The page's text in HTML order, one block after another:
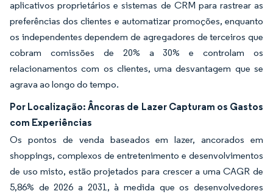
aplicativos proprietários e sistemas de CRM para rastrear as
preferências dos clientes e automatizar promoções, enquanto
os independentes dependem de agregadores de terceiros que
cobram comissões de 20% a 30% e controlam os
relacionamentos com os clientes, uma desvantagem que se
agrava ao longo do tempo.
Por Localização: Âncoras de Lazer Capturam os Gastos
com Experiências
Os pontos de venda baseados em lazer, ancorados em
shoppings, complexos de entretenimento e desenvolvimentos
de uso misto, estão projetados para crescer a uma CAGR de
5,86% de 2026 a 2031, à medida que os desenvolvedores